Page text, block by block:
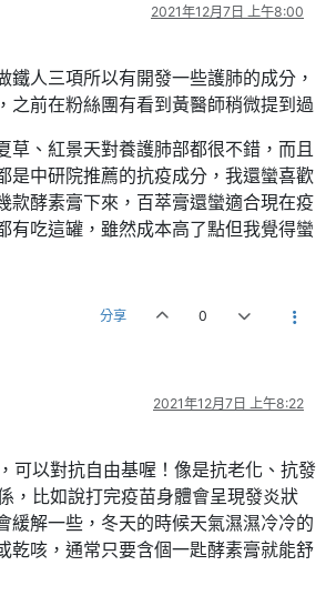
2021年12月7日 上午8:00
鐵人三項所以有開發一些護肺的成分，
之前在粉絲團有看到黃醫師稍微提到過
草、紅景天對養護肺部都很不錯，而且
是中研院推薦的抗疫成分，我還蠻喜歡
款酵素膏下來，百萃膏還蠻適合現在疫
有吃這罐，雖然成本高了點但我覺得蠻
分享 0
2021年12月7日 上午8:22
可以對抗自由基喔！像是抗老化、抗發
，比如說打完疫苗身體會呈現發炎狀
緩解一些，冬天的時候天氣濕濕冷冷的
乾咳，通常只要含個一匙酵素膏就能舒